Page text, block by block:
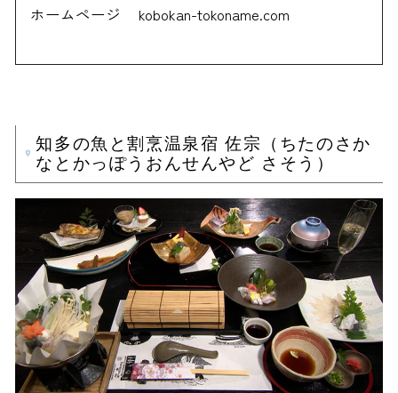
ホームページ
kobokan-tokoname.com
知多の魚と割烹温泉宿 佐宗（ちたのさか
なとかっぽうおんせんやど さそう）